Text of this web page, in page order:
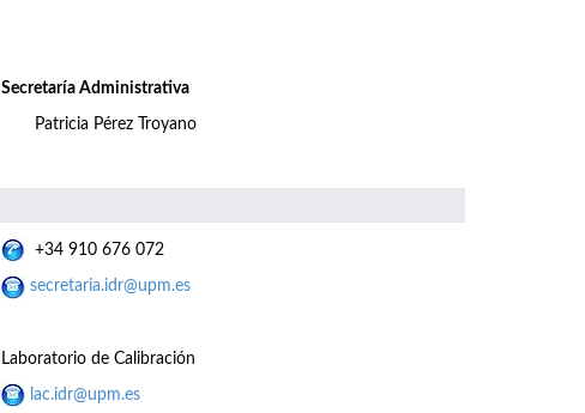
Secretaría Administrativa
Patricia Pérez Troyano
+34 910 676 072
secretaria.idr@upm.es
Laboratorio de Calibración
lac.idr@upm.es